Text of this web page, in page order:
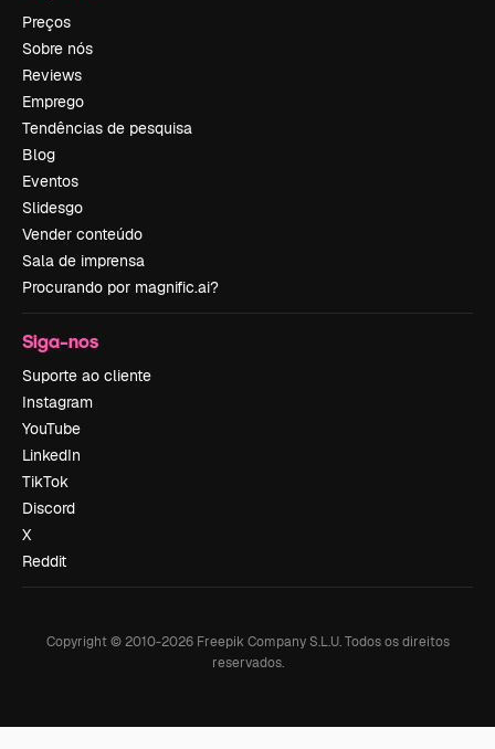
Preços
Sobre nós
Reviews
Emprego
Tendências de pesquisa
Blog
Eventos
Slidesgo
Vender conteúdo
Sala de imprensa
Procurando por magnific.ai?
Siga-nos
Suporte ao cliente
Instagram
YouTube
LinkedIn
TikTok
Discord
X
Reddit
Copyright © 2010-2026Freepik Company S.L.U. Todos os direitos
reservados.